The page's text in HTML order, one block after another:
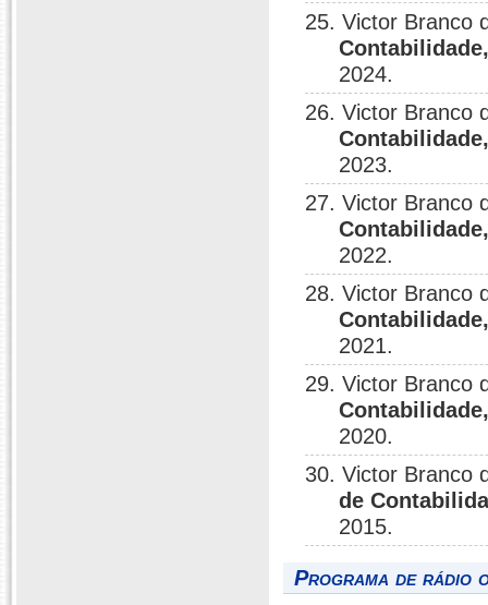
25. Victor Branco
2024.
26. Victor Branco
2023.
27. Victor Branco
2022.
28. Victor Branco
2021.
29. Victor Branco
2020.
30. Victor Branco
de
2015.
Programa de rádio